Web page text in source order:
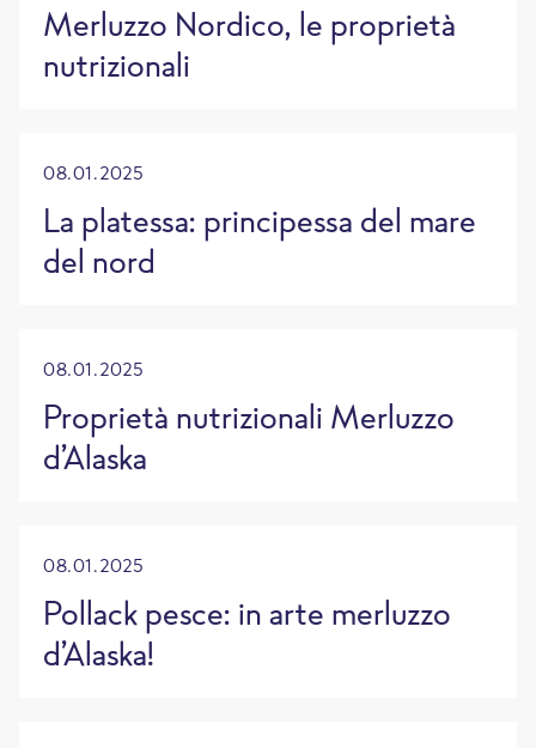
Merluzzo Nordico, le proprietà
nutrizionali
08.01.2025
La platessa: principessa del mare
del nord
08.01.2025
Proprietà nutrizionali Merluzzo
d’Alaska
08.01.2025
Pollack pesce: in arte merluzzo
d’Alaska!